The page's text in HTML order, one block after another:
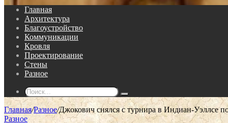
Главная
Архитектура
Благоустройство
Коммуникации
Кровля
Проектирование
Стены
Разное
Поиск...
Главная/Разное/Джокович снялся с турнира в Индиан-Уэллсе
Разное